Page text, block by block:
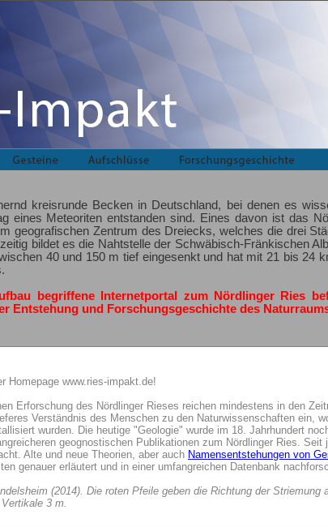
kreisrunde Becken in Deutschland, bei denen es
eines Meteoriten entstanden sind. Eines davon ist das
geografischen Zentrum des Dreiecks, welches die drei
bildet es die Nahtstelle der Schwäbisch-Fränkischen
40 und 150 m tief eingesenkt und hat mit 21 bis 24
begriffene Internetportal zum Nördlinger Ries
Entstehung und Forschungsgeschichte des
Homepage www.ries-impakt.de!
Erforschung des Nördlinger Rieses reichen mindestens in den
Verständnis des Menschen zu den Naturwissenschaften ein,
wurden. Die heutige "Geologie" wurde im 18. Jahrhundert
geognostischen Publikationen zum Nördlinger Ries. Seit
Alte und neue Theorien, aber auch Namensentstehungen von
genauer erläutert und in einer umfangreichen Datenbank
(2014). Die roten Pfeile geben die Richtung der Striemung
3 m.